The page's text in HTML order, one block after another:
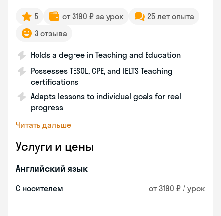
5 от 3190 ₽ за урок
25 лет опыта
3 отзыва
Holds a degree in Teaching and Education
Possesses TESOL, CPE, and IELTS Teaching
certifications
Adapts lessons to individual goals for real
progress
Читать дальше
Услуги и цены
Английский язык
С носителем от 3190 ₽ / урок